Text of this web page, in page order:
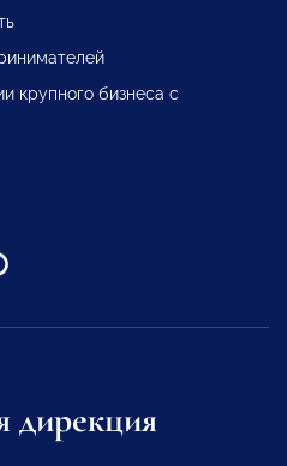
крупного бизнеса с
дирекция